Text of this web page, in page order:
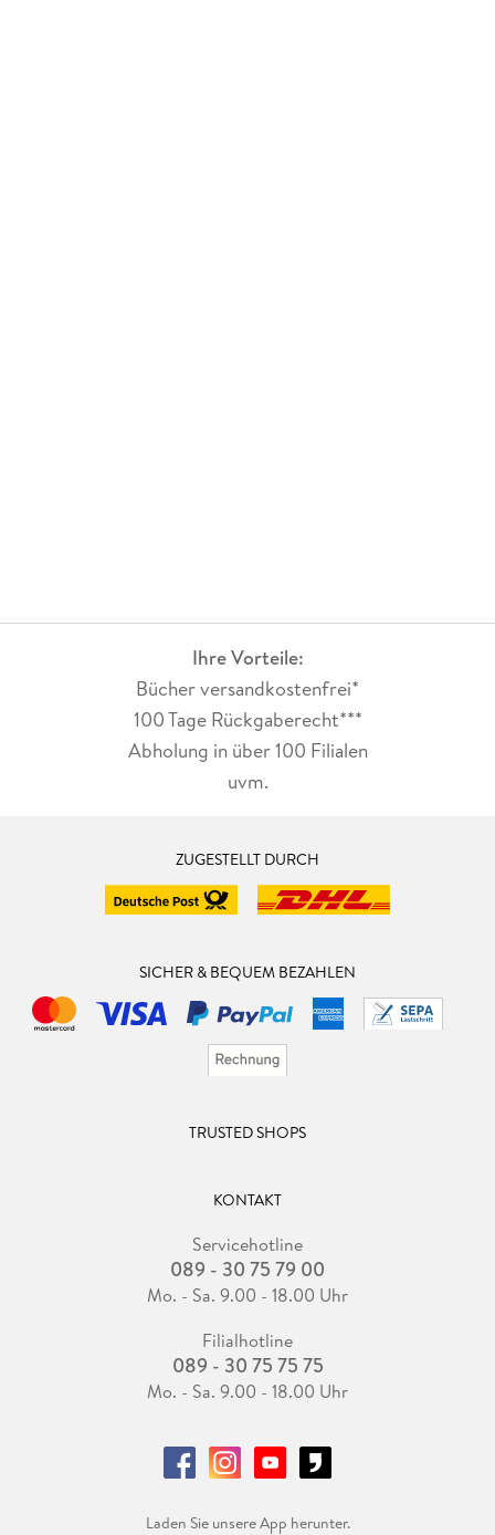
Ihre Vorteile:
Bücher versandkostenfrei*
100 Tage Rückgaberecht***
Abholung in über 100 Filialen
uvm.
ZUGESTELLT DURCH
SICHER & BEQUEM BEZAHLEN
TRUSTED SHOPS
KONTAKT
Servicehotline
089 - 30 75 79 00
Mo. - Sa. 9.00 - 18.00 Uhr
Filialhotline
089 - 30 75 75 75
Mo. - Sa. 9.00 - 18.00 Uhr
Laden Sie unsere App herunter.